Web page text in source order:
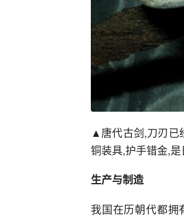
▲唐代古剑,刀刃已
铜装具,护手错金,
生产与制造
我国在历朝代都拥